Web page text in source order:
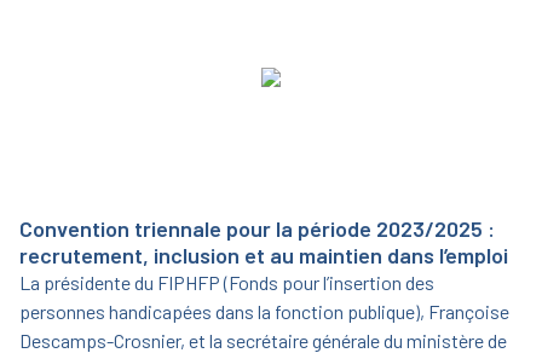
Convention triennale pour la période 2023/2025 :
recrutement, inclusion et au maintien dans l’emploi
La présidente du FIPHFP (Fonds pour l’insertion des
personnes handicapées dans la fonction publique), Françoise
Descamps-Crosnier, et la secrétaire générale du ministère de